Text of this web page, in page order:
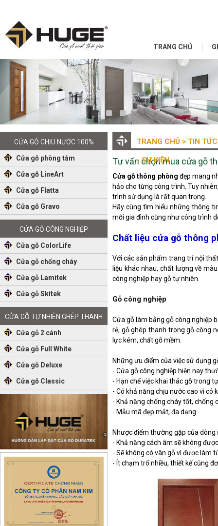
TRANG CHỦ
CỬA GỖ CHỊU NƯỚC 100%
Cửa gỗ phòng tắm
Cửa gỗ LineArt
Cửa gỗ Flatta
Cửa gỗ Gravo
CỬA GỖ CÔNG NGHIỆP
Cửa gỗ ColorLife
Cửa gỗ chống cháy
Cửa gỗ Lamitek
Cửa gỗ Skitek
CỬA GỖ TỰ NHIÊN GHÉP THANH
Cửa gỗ 2 cánh
Cửa gỗ Full White
Cửa gỗ Deluxe
Cửa gỗ Classic
TRANG CHỦ > TIN TỨC
- SỰ KIỆN
Tư vấn chọn mua cửa gỗ
Cửa gỗ thông phòng đẹp mang
hảo cho từng công trình. Tuy
trình sử dụng là rất quan trọng.
Hãy cùng tìm hiểu những thông
mỗi gia đình cũng như công trình
Chất liệu cửa gỗ thông
Với các sản phẩm trang trí nội
liệu khác nhau, chất lượng về
công nghiệp hay gỗ tự nhiên.
Gỗ công nghiệp
Cửa gỗ làm bằng gỗ công nghiệp
rẻ, gỗ ghép thanh trong gỗ công
lực kém, chất gỗ mềm.
Những ưu điểm của việc sử dụng
- Cửa gỗ công nghiệp hiện nay
- Hạn chế việc khai thác gỗ trong
- Có khả năng chịu nước cao vì có
- Khả năng chống cháy tốt, chống
- Mẫu mã đẹp mắt, đa dạng.
Nhược điểm thường gặp của dòng
- Khả năng cách âm sẽ không
- Sẽ không có vân gỗ vì được làm
- Ít chạm trổ nhiều, thiết kế cũng